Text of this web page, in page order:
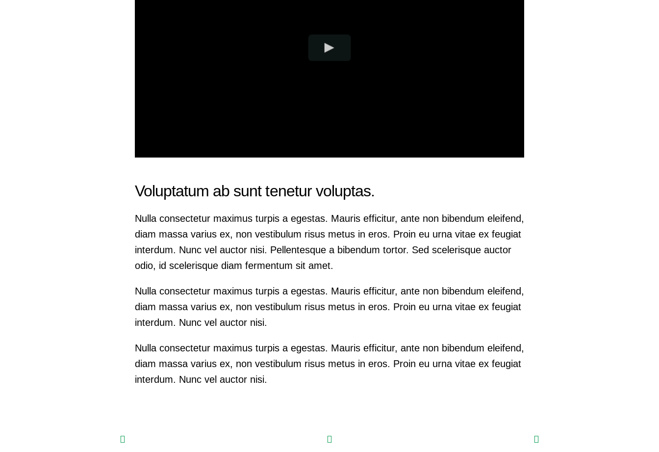
Voluptatum ab sunt tenetur voluptas.
Nulla consectetur maximus turpis a egestas. Mauris efficitur, ante non bibendum eleifend,
diam massa varius ex, non vestibulum risus metus in eros. Proin eu urna vitae ex feugiat
interdum. Nunc vel auctor nisi. Pellentesque a bibendum tortor. Sed scelerisque auctor
odio, id scelerisque diam fermentum sit amet.
Nulla consectetur maximus turpis a egestas. Mauris efficitur, ante non bibendum eleifend,
diam massa varius ex, non vestibulum risus metus in eros. Proin eu urna vitae ex feugiat
interdum. Nunc vel auctor nisi.
Nulla consectetur maximus turpis a egestas. Mauris efficitur, ante non bibendum eleifend,
diam massa varius ex, non vestibulum risus metus in eros. Proin eu urna vitae ex feugiat
interdum. Nunc vel auctor nisi.